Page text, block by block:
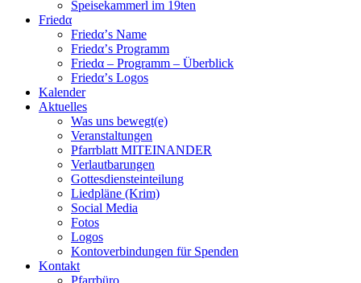
Speisekammerl im 19ten
Friedα
Friedα’s Name
Friedα’s Programm
Friedα – Programm – Überblick
Friedα’s Logos
Kalender
Aktuelles
Was uns bewegt(e)
Veranstaltungen
Pfarrblatt MITEINANDER
Verlautbarungen
Gottesdiensteinteilung
Liedpläne (Krim)
Social Media
Fotos
Logos
Kontoverbindungen für Spenden
Kontakt
Pfarrbüro